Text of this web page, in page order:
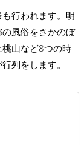
行われます。明
風俗をさかのぼ
山など8つの時
列をします。